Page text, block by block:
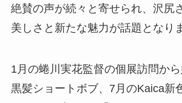
絶賛の声が続々と寄せられ、沢尻
美しさと新たな魅力が話題となり
1月の蜷川実花監督の個展訪問か
黒髪ショートボブ、7月のKaica新